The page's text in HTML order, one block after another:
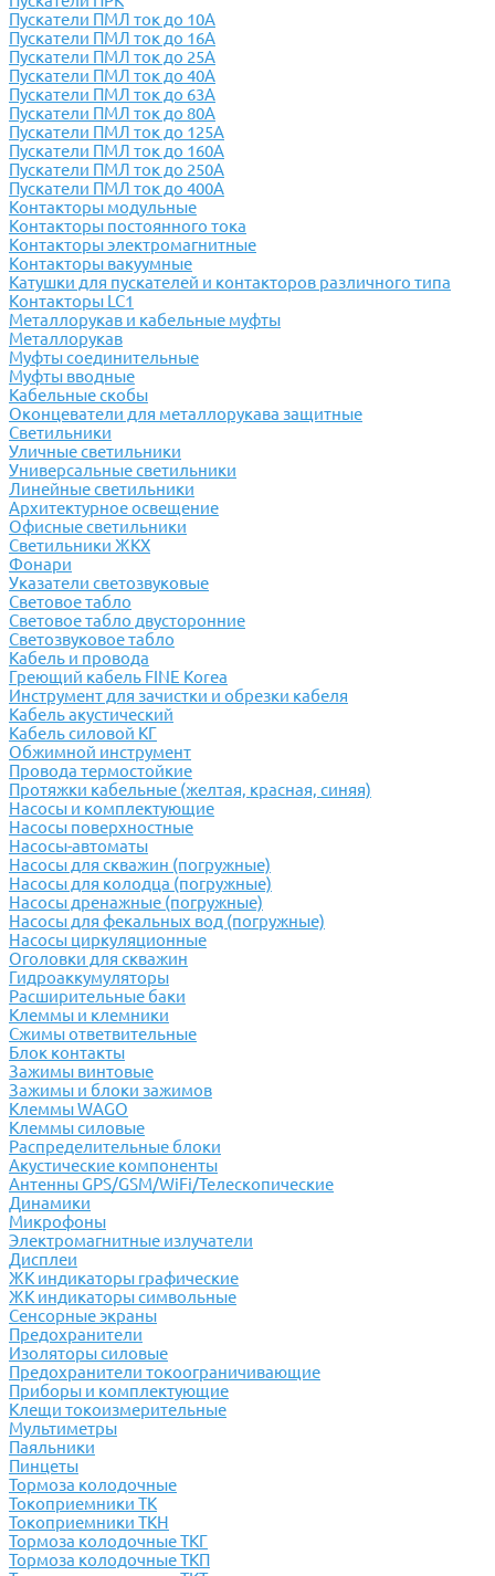
Пускатели ПМЛ ток до 10А
Пускатели ПМЛ ток до 16А
Пускатели ПМЛ ток до 25А
Пускатели ПМЛ ток до 40А
Пускатели ПМЛ ток до 63А
Пускатели ПМЛ ток до 80А
Пускатели ПМЛ ток до 125А
Пускатели ПМЛ ток до 160А
Пускатели ПМЛ ток до 250А
Пускатели ПМЛ ток до 400А
Контакторы модульные
Контакторы постоянного тока
Контакторы электромагнитные
Контакторы вакуумные
Катушки для пускателей и контакторов различного типа
Контакторы LC1
Металлорукав и кабельные муфты
Металлорукав
Муфты соединительные
Муфты вводные
Кабельные скобы
Оконцеватели для металлорукава защитные
Светильники
Уличные светильники
Универсальные светильники
Линейные светильники
Архитектурное освещение
Офисные светильники
Светильники ЖКХ
Фонари
Указатели светозвуковые
Световое табло
Световое табло двусторонние
Светозвуковое табло
Кабель и провода
Греющий кабель FINE Korea
Инструмент для зачистки и обрезки кабеля
Кабель акустический
Кабель силовой КГ
Обжимной инструмент
Провода термостойкие
Протяжки кабельные (желтая, красная, синяя)
Насосы и комплектующие
Насосы поверхностные
Насосы-автоматы
Насосы для скважин (погружные)
Насосы для колодца (погружные)
Насосы дренажные (погружные)
Насосы для фекальных вод (погружные)
Насосы циркуляционные
Оголовки для скважин
Гидроаккумуляторы
Расширительные баки
Клеммы и клемники
Cжимы ответвительные
Блок контакты
Зажимы винтовые
Зажимы и блоки зажимов
Клеммы WAGO
Клеммы силовые
Распределительные блоки
Акустические компоненты
Антенны GPS/GSM/WiFi/Телескопические
Динамики
Микрофоны
Электромагнитные излучатели
Дисплеи
ЖК индикаторы графические
ЖК индикаторы символьные
Сенсорные экраны
Предохранители
Изоляторы силовые
Предохранители токоограничивающие
Приборы и комплектующие
Клещи токоизмерительные
Мультиметры
Паяльники
Пинцеты
Тормоза колодочные
Токоприемники ТК
Токоприемники ТКН
Тормоза колодочные ТКГ
Тормоза колодочные ТКП